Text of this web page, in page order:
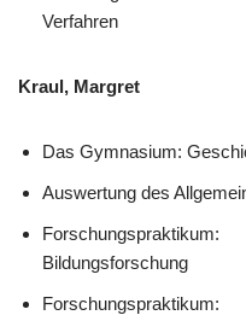
Verfahren
Kraul, Margret
Das Gymnasium:
Auswertung des
Forschungspraktikum:
Forschungspraktikum: